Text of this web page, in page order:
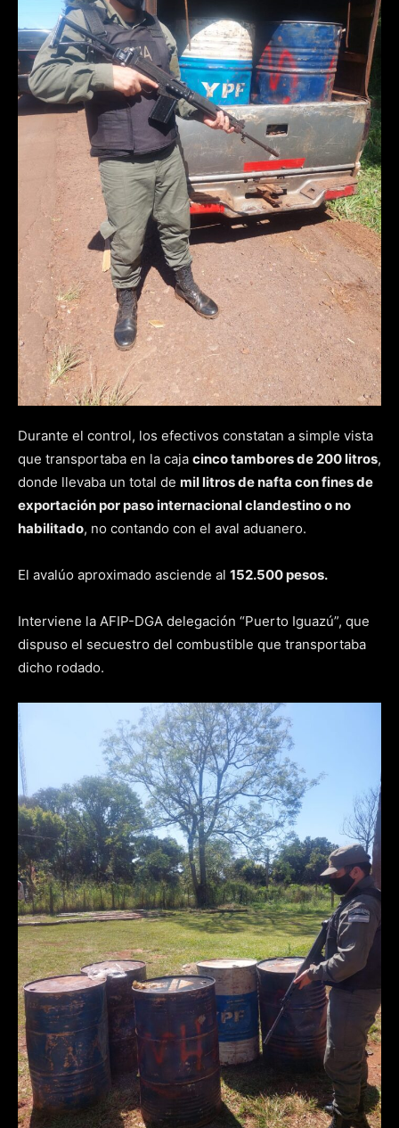
Durante el control, los efectivos constatan a simple vista
que transportaba en la caja cinco tambores de 200 litros,
donde llevaba un total de mil litros de nafta con fines de
exportación por paso internacional clandestino o no
habilitado, no contando con el aval aduanero.
El avalúo aproximado asciende al 152.500 pesos.
Interviene la AFIP-DGA delegación “Puerto Iguazú”, que
dispuso el secuestro del combustible que transportaba
dicho rodado.